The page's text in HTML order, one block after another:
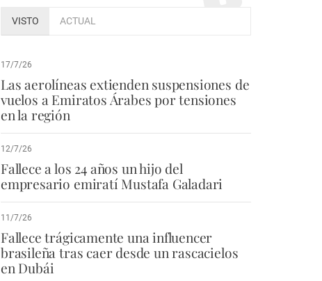
VISTO ACTUAL
17/7/26
Las aerolíneas extienden suspensiones de
vuelos a Emiratos Árabes por tensiones
en la región
12/7/26
Fallece a los 24 años un hijo del
empresario emiratí Mustafa Galadari
11/7/26
Fallece trágicamente una influencer
brasileña tras caer desde un rascacielos
en Dubái